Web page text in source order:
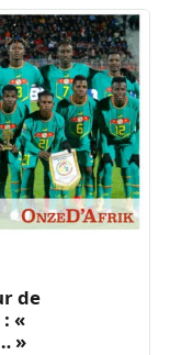
de
«
»